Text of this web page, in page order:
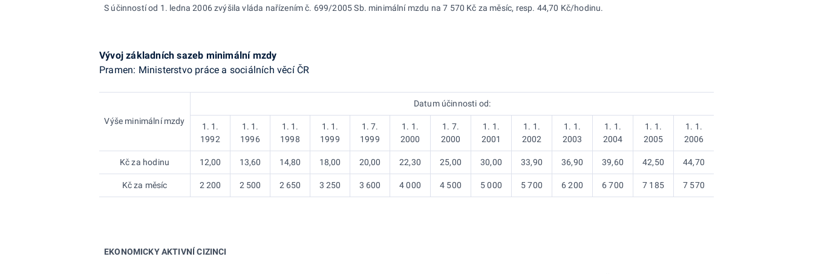
S účinností od 1. ledna 2006 zvýšila vláda nařízením č. 699/2005 Sb. minimální mzdu na 7 570 Kč za měsíc, resp. 44,70 Kč/hodinu.
Vývoj základních sazeb minimální mzdy
Pramen: Ministerstvo práce a sociálních věcí ČR
Výše minimální mzdy
Datum účinnosti od:
1. 1.
1992
1. 1.
1996
1. 1.
1998
1. 1.
1999
1. 7.
1999
1. 1.
2000
1. 7.
2000
1. 1.
2001
1. 1.
2002
1. 1.
2003
1. 1.
2004
1. 1.
2005
1. 1.
2006
Kč za hodinu 12,00 13,60 14,80 18,00 20,00 22,30 25,00 30,00 33,90 36,90 39,60 42,50 44,70
Kč za měsíc 2 200 2 500 2 650 3 250 3 600 4 000 4 500 5 000 5 700 6 200 6 700 7 185 7 570
EKONOMICKY AKTIVNÍ CIZINCI